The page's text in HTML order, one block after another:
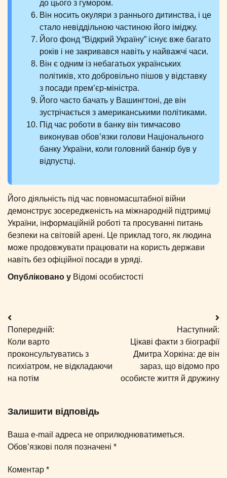
до цього з гумором.
Він носить окуляри з раннього дитинства, і це
стало невіддільною частиною його іміджу.
Його фонд “Відкрий Україну” існує вже багато
років і не закривався навіть у найважчі часи.
Він є одним із небагатьох українських
політиків, хто добровільно пішов у відставку
з посади прем’єр-міністра.
Його часто бачать у Вашингтоні, де він
зустрічається з американськими політиками.
Під час роботи в банку він тимчасово
виконував обов’язки голови Національного
банку України, коли головний банкір був у
відпустці.
Його діяльність під час повномасштабної війни
демонструє зосередженість на міжнародній підтримці
України, інформаційній роботі та просуванні питань
безпеки на світовій арені. Це приклад того, як людина
може продовжувати працювати на користь держави
навіть без офіційної посади в уряді.
Опубліковано у Відомі особистості
Навігація
записів
Попередній:
Коли варто
проконсультуватись з
психіатром, не відкладаючи
на потім
Наступний:
Цікаві факти з біографії
Дмитра Хоркіна: де він
зараз, що відомо про
особисте життя й дружину
Залишити відповідь
Ваша e-mail адреса не оприлюднюватиметься.
Обов’язкові поля позначені *
Коментар *